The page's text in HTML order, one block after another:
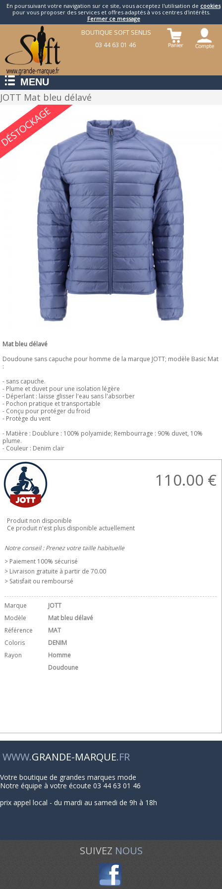
En poursuivant votre navigation sur ce site, vous acceptez l'utilisation de cookies
pour vous proposer des services et offres adaptés à vos centres d'intérêts.
Fermer ce message
BOUTIQUE SOFT SENLIS
03 44 63 01 46
MENU
JOTT Mat bleu délavé
Mat bleu délavé
Doudoune sans capuche pour homme de la marque JOTT; modèle Basic Mat
:
- sans capuche.
- Plume et duvet pour une isolation légère
- Déperlant : laisse glisser l'eau sans l'absorber
- Pochon pratique et transportable
- Conçu pour protéger du froid
- Protège du vent
- Matière : Doublure : 100% polyamide; Rembourrage : 90% duvet, 10%
plume.
- Couleur : Denim clair
110.00 €
Produit non disponible
Ce produit n'est plus disponible actuellement
Notre conseil : Prenez votre taille habituelle
> Paiement 100% sécurisé
> Livraison gratuite à partir de 70.00 
> Satisfait ou remboursé
Marque
JOTT
Modèle
Mat bleu délavé
Référence
MAT
Coloris
DENIM
Rayon
Homme
Doudoune
WWW.GRANDE-MARQUE.FR
Votre boutique de grandes marques mode
Notre équipe à votre écoute 03 44 63 01 46
prix appel local - du mardi au samedi de 9h à 18h
SUIVEZ NOUS